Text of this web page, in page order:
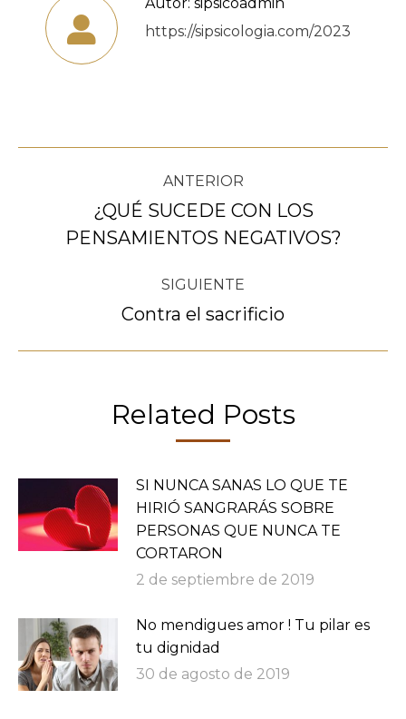
https://sipsicologia.com/2023
Navegación
entre
publicaciones
ANTERIOR
Publicación
anterior:
¿QUÉ SUCEDE CON LOS
PENSAMIENTOS NEGATIVOS?
SIGUIENTE
Publicación
Contra el sacrificio
Related Posts
SI NUNCA SANAS LO QUE TE
HIRIÓ SANGRARÁS SOBRE
PERSONAS QUE NUNCA TE
CORTARON
2 de septiembre de 2019
No mendigues amor ! Tu pilar es
tu dignidad
30 de agosto de 2019